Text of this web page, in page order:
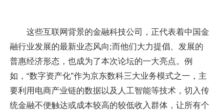
这些互联网背景的金融科技公司，正代表着中国金
融行业发展的最新业态风向;而他们大力提倡、发展的
普惠经济形态，也成为了本次论坛的一大亮点。例
如，“数字资产化”作为京东数科三大业务模式之一，主
要利用电商产业链的数据以及人工智能等技术，切入传
统金融不便触达或成本较高的较低收入群体，让所有个